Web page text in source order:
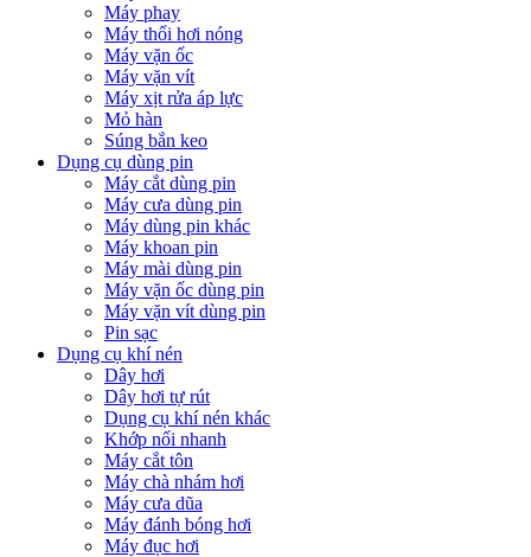
Máy phay
Máy thổi hơi nóng
Máy vặn ốc
Máy vặn vít
Máy xịt rửa áp lực
Mỏ hàn
Súng bắn keo
Dụng cụ dùng pin
Máy cắt dùng pin
Máy cưa dùng pin
Máy dùng pin khác
Máy khoan pin
Máy mài dùng pin
Máy vặn ốc dùng pin
Máy vặn vít dùng pin
Pin sạc
Dụng cụ khí nén
Dây hơi
Dây hơi tự rút
Dụng cụ khí nén khác
Khớp nối nhanh
Máy cắt tôn
Máy chà nhám hơi
Máy cưa dũa
Máy đánh bóng hơi
Máy đục hơi